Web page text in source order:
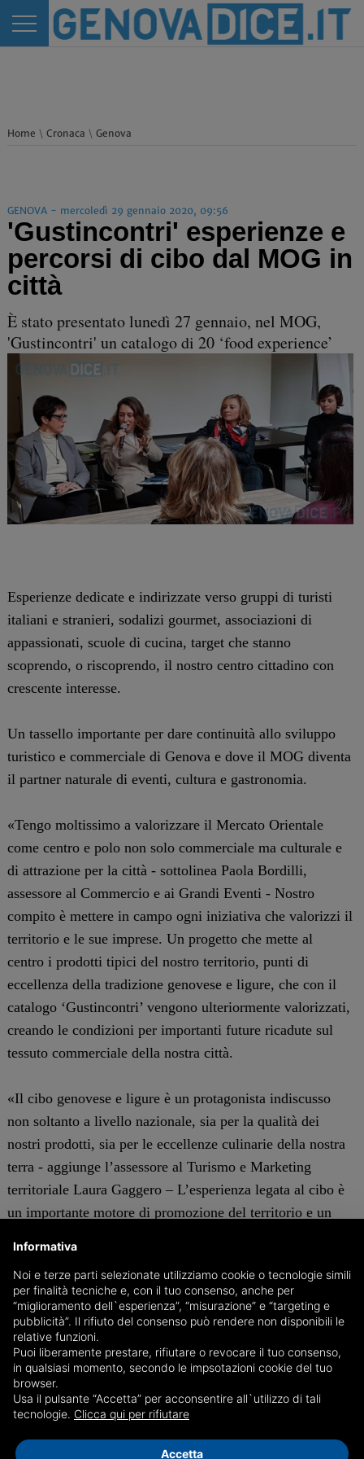
Home \ Cronaca \ Genova
GENOVA - mercoledì 29 gennaio 2020, 09:56
'Gustincontri' esperienze e
percorsi di cibo dal MOG in
città
È stato presentato lunedì 27 gennaio, nel MOG,
'Gustincontri' un catalogo di 20 ‘food experience’
Esperienze dedicate e indirizzate verso gruppi di turisti
italiani e stranieri, sodalizi gourmet, associazioni di
appassionati, scuole di cucina, target che stanno
scoprendo, o riscoprendo, il nostro centro cittadino con
crescente interesse.
Un tassello importante per dare continuità allo sviluppo
turistico e commerciale di Genova e dove il MOG diventa
il partner naturale di eventi, cultura e gastronomia.
«Tengo moltissimo a valorizzare il Mercato Orientale
come centro e polo non solo commerciale ma culturale e
di attrazione per la città - sottolinea Paola Bordilli,
assessore al Commercio e ai Grandi Eventi - Nostro
compito è mettere in campo ogni iniziativa che valorizzi il
territorio e le sue imprese. Un progetto che mette al
centro i prodotti tipici del nostro territorio, punti di
eccellenza della tradizione genovese e ligure, che con il
catalogo ‘Gustincontri’ vengono ulteriormente valorizzati,
creando le condizioni per importanti future ricadute sul
tessuto commerciale della nostra città.
«Il cibo genovese e ligure è un protagonista indiscusso
non soltanto a livello nazionale, sia per la qualità dei
nostri prodotti, sia per le eccellenze culinarie della nostra
terra - aggiunge l’assessore al Turismo e Marketing
territoriale Laura Gaggero – L’esperienza legata al cibo è
un importante motore di promozione del territorio e un
vasta portata».
“Gustincontri” è un programma tematicamente così ampio
da suscitare grande interesse sia presso i gastronauti
italiani e stranieri sia presso l’intermediazione turistica, i
professionisti di settore, il foodblogging. Relatori saranno
i docenti di Ligucibario: Luisa Puppo e Umberto Curti.
Ogni proposta in catalogo prevede un tour del mercato e
Informativa
Noi e terze parti selezionate utilizziamo cookie o tecnologie simili
per finalità tecniche e, con il tuo consenso, anche per
“miglioramento dell`esperienza”, “misurazione” e “targeting e
pubblicità”. Il rifiuto del consenso può rendere non disponibili le
relative funzioni.
Puoi liberamente prestare, rifiutare o revocare il tuo consenso,
in qualsiasi momento, secondo le impsotazioni cookie del tuo
browser.
Usa il pulsante “Accetta” per acconsentire all`utilizzo di tali
tecnologie. Clicca qui per rifiutare
Accetta